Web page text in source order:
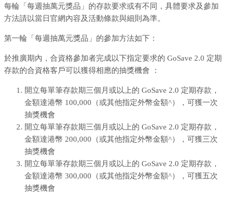
每輪「每週抽萬元獎品」的存款要求或有不同，具體要求及參加
方法請以當日官網內容及活動條款與細則為準。
第一輪「每週抽萬元獎品」的參加方法如下：
於推廣期內，合資格參加者完成以下指定要求的 GoSave 2.0 定期
存款的合資格客戶可以獲得相應的抽獎機會 ：
開立每單筆存款期三個月或以上的 GoSave 2.0 定期存款，
金額達港幣 100,000（或其他指定外幣金額^），可獲一次
抽獎機會
開立每單筆存款期三個月或以上的 GoSave 2.0 定期存款，
金額達港幣 200,000（或其他指定外幣金額^），可獲三次
抽獎機會
開立每單筆存款期三個月或以上的 GoSave 2.0 定期存款，
金額達港幣 300,000（或其他指定外幣金額^），可獲五次
抽獎機會